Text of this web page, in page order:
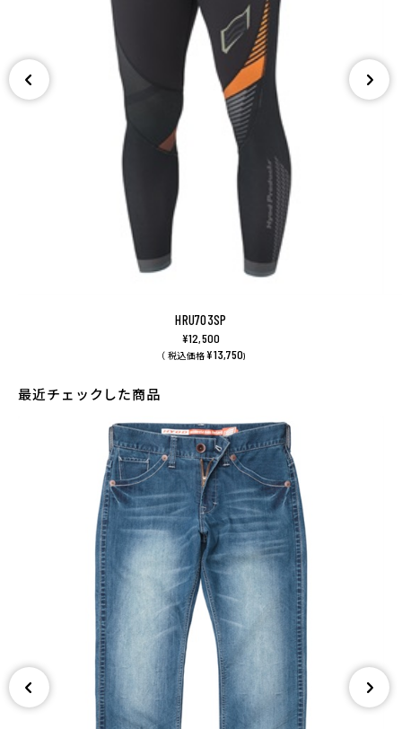
HRU703SP
¥12,500
（ 税込価格¥13,750)
最近チェックした商品